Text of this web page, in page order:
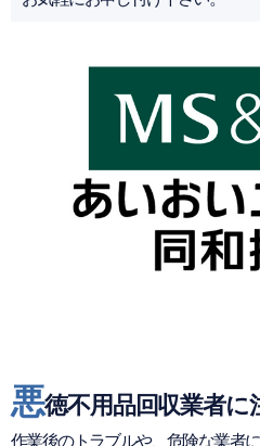
悪徳不用品回収業者に
作業後のトラブルや、危険な業者